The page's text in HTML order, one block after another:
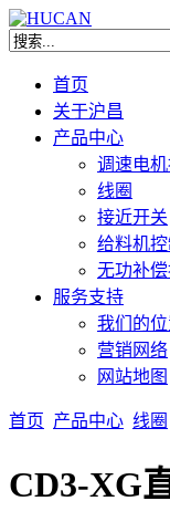
首页
关于沪昌
产品中心
调速电
线圈
接近开关
给料机
无功补
服务支持
我们的位
营销网络
网站地图
首页 产品中心 线圈
CD3-XG